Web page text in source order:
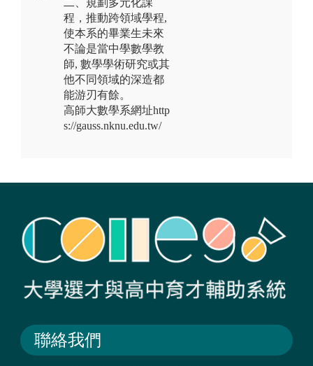
程，推動跨領域學程,
使本系的畢業生未來
不論是當中學數學教
師, 數學學術研究或其
他不同領域的深造都
能游刃有餘。
高師大數學系網址http
s://gauss.nknu.edu.tw/
聯絡我們